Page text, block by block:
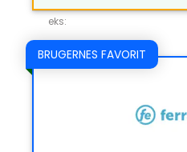
eks:
BRUGERNES FAVORIT